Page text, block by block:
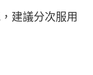
建議分次服用